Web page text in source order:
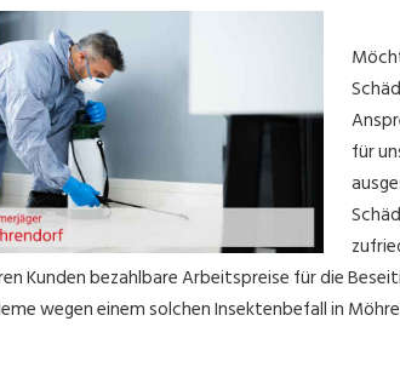
für
Kunden bezahlbare Arbeitspreise für die
wegen einem solchen Insektenbefall in